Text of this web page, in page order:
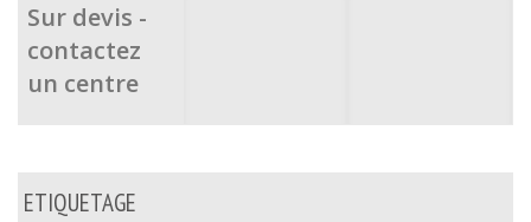
Sur devis -
contactez
un centre
ETIQUETAGE